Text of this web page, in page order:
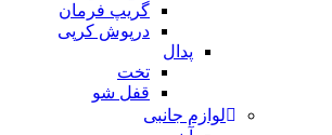
گریپ فرمان
درپوش کرپی
پدال
تخت
قفل شو
لوازم جانبی